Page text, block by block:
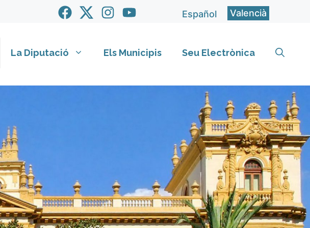
Español Valencià
La Diputació Els Municipis Seu Electrònica